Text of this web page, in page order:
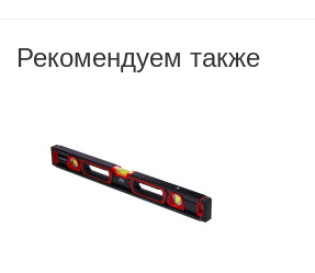
Рекомендуем также